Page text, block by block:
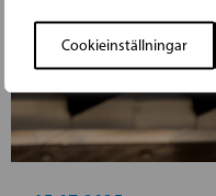
Cookieinställningar